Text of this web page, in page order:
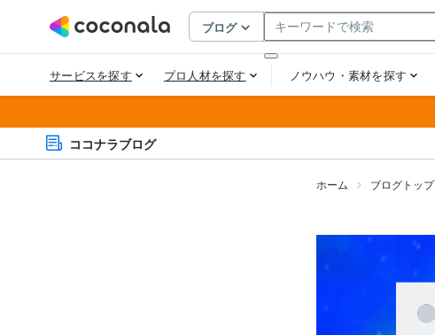
ココナラブログ
ホーム ブログトップ